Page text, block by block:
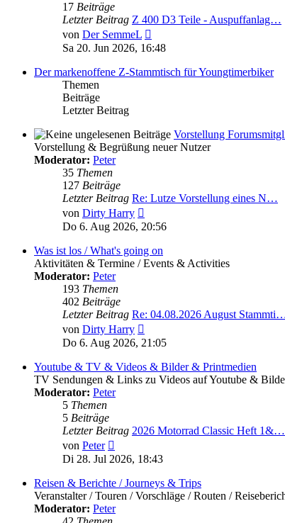
17 Beiträge
Letzter Beitrag Z 400 D3 Teile - Auspuffanlag…
von Der SemmeL
Beitrag
Sa 20. Jun 2026, 16:48
Der markenoffene Z-Stammtisch für Youngtimerbiker
Themen
Beiträge
Letzter Beitrag
Vorstellung
Vorstellung & Begrüßung neuer Nutzer
Moderator: Peter
35 Themen
127 Beiträge
Letzter Beitrag Re: Lutze Vorstellung eines N…
von Dirty Harry
Beitrag
Do 6. Aug 2026, 20:56
Was ist los / What's going on
Aktivitäten & Termine / Events & Activities
Moderator: Peter
193 Themen
402 Beiträge
Letzter Beitrag Re: 04.08.2026 August
von Dirty Harry
Beitrag
Do 6. Aug 2026, 21:05
Youtube & TV & Videos & Bilder & Printmedien
TV Sendungen & Links zu Videos auf Youtube &
Moderator: Peter
5 Themen
5 Beiträge
Letzter Beitrag 2026 Motorrad Classic Heft 1&…
von Peter
Beitrag
Di 28. Jul 2026, 18:43
Reisen & Berichte / Journeys & Trips
Veranstalter / Touren / Vorschläge / Routen /
Moderator: Peter